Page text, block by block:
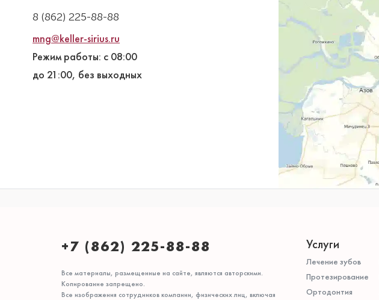
8 (862) 225-88-88
mng@keller-sirius.ru
Режим работы: с 08:00
до 21:00, без выходных
+7 (862) 225-88-88
Все материалы, размещенные на сайте, являются авторскими.
Копирование запрещено.
Все изображения сотрудников компании, физических лиц, включая
Услуги
Лечение зубов
Протезирование
Ортодонтия